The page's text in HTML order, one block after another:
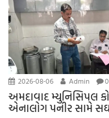
2026-08-06 Admin 0
અમદાવાદ મ્યુનિસિપલ
એનાલોગ પનીર સામે